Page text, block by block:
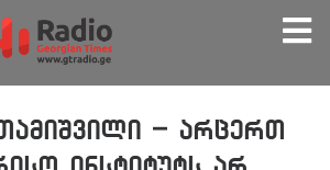
– არცერთ